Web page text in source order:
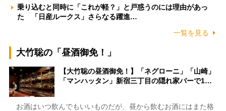
乗り込むと同時に「これが軽？」と戸惑うのには理由があっ
た 「日産ルークス」さらなる躍進…
一覧を見る
大竹聡の「昼酒御免！」
【大竹聡の昼酒御免！】「ネグローニ」「山崎」
「マンハッタン」新宿三丁目の隠れ家バーで1…
お酒はいつ飲んでもいいものだが、昼から飲むお酒にはまた格